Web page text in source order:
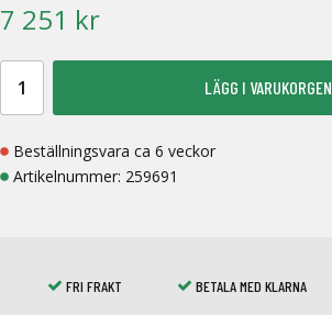
7 251 kr
LÄGG I VARUKORGEN
Beställningsvara ca 6 veckor
Artikelnummer: 259691
FRI FRAKT BETALA MED KLARNA